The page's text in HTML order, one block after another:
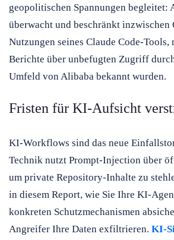
geopolitischen Spannungen begleitet:
überwacht und beschränkt inzwischen
Nutzungen seines Claude Code-Tools,
Berichte über unbefugten Zugriff
Umfeld von Alibaba bekannt wurden.
Fristen für KI-Aufsicht
KI-Workflows sind das neue
Technik nutzt Prompt-Injection über
um private Repository-Inhalte zu
in diesem Report, wie Sie Ihre KI-
konkreten Schutzmechanismen
Angreifer Ihre Daten exfiltrieren. KI-